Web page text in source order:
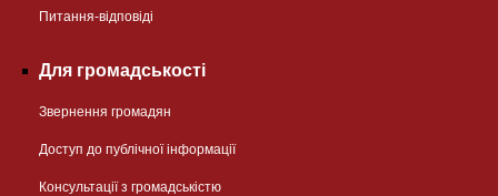
Питання-відповіді
Для громадськості
Звернення громадян
Доступ до публічної інформації
Консультації з громадськістю